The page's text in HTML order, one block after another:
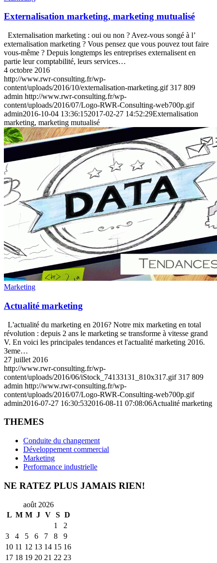
Externalisation marketing, marketing mutualisé
Externalisation marketing : oui ou non ? Avez-vous songé à l’
externalisation marketing ? Vous pensez que vous pouvez tout faire
vous-même ? Depuis longtemps les entreprises externalisent en
partie leur comptabilité, leurs services…
4 octobre 2016
http://www.rwr-consulting.fr/wp-
content/uploads/2016/10/externalisation-marketing.gif 317 809
admin http://www.rwr-consulting.fr/wp-
content/uploads/2016/07/Logo-RWR-Consulting-web700p.gif
admin2016-10-04 13:36:152017-02-27 14:52:29Externalisation
marketing, marketing mutualisé
Marketing
Actualité marketing
L'actualité du marketing en 2016? Notre mix marketing en total
révolution : depuis 2 ans le marketing se transforme à vitesse grand
V. En voici les principales tendances et l'actualité marketing 2016.
3eme…
27 juillet 2016
http://www.rwr-consulting.fr/wp-
content/uploads/2016/06/iStock_74133131_810x317.gif 317 809
admin http://www.rwr-consulting.fr/wp-
content/uploads/2016/07/Logo-RWR-Consulting-web700p.gif
admin2016-07-27 16:30:532016-08-11 07:08:06Actualité marketing
THEMES
Conduite du changement
Développement commercial
Marketing
Performance industrielle
NE RATEZ PLUS JAMAIS RIEN!
août 2026
L M M J V S D
1
2
3
4 5 6 7 8
9
10 11 12 13 14 15 16
17 18 19 20 21 22 23